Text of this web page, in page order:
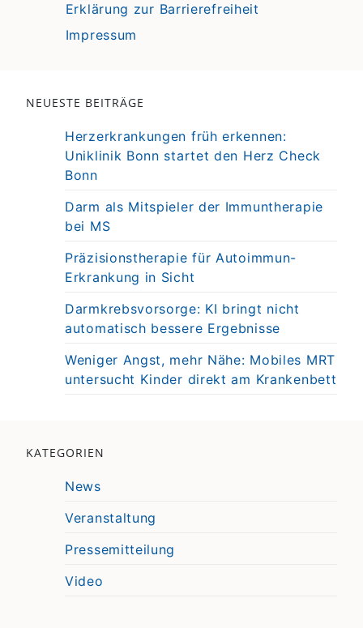
Erklärung zur Barrierefreiheit
Impressum
NEUESTE BEITRÄGE
Herzerkrankungen früh erkennen:
Uniklinik Bonn startet den Herz Check
Bonn
Darm als Mitspieler der Immuntherapie
bei MS
Präzisionstherapie für Autoimmun-
Erkrankung in Sicht
Darmkrebsvorsorge: KI bringt nicht
automatisch bessere Ergebnisse
Weniger Angst, mehr Nähe: Mobiles MRT
untersucht Kinder direkt am Krankenbett
KATEGORIEN
News
Veranstaltung
Pressemitteilung
Video